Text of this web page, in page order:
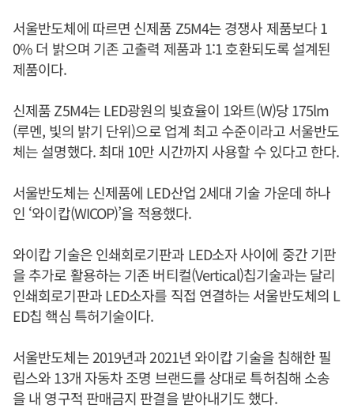
서울반도체에 따르면 신제품 Z5M4는 경쟁사 제품보다 1
0% 더 밝으며 기존 고출력 제품과 1:1 호환되도록 설계된
제품이다.
신제품 Z5M4는 LED광원의 빛효율이 1와트(W)당 175lm
(루멘, 빛의 밝기 단위)으로 업계 최고 수준이라고 서울반도
체는 설명했다. 최대 10만 시간까지 사용할 수 있다고 한다.
서울반도체는 신제품에 LED산업 2세대 기술 가운데 하나
인 ‘와이캅(WICOP)’을 적용했다.
와이캅 기술은 인쇄회로기판과 LED소자 사이에 중간 기판
을 추가로 활용하는 기존 버티컬(Vertical)칩기술과는 달리
인쇄회로기판과 LED소자를 직접 연결하는 서울반도체의 L
ED칩 핵심 특허기술이다.
서울반도체는 2019년과 2021년 와이캅 기술을 침해한 필
립스와 13개 자동차 조명 브랜드를 상대로 특허침해 소송
을 내 영구적 판매금지 판결을 받아내기도 했다.